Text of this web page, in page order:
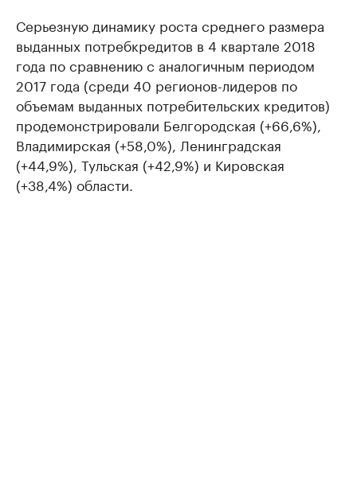
Серьезную динамику роста среднего размера
выданных потребкредитов в 4 квартале 2018
года по сравнению с аналогичным периодом
2017 года (среди 40 регионов-лидеров по
объемам выданных потребительских кредитов)
продемонстрировали Белгородская (+66,6%),
Владимирская (+58,0%), Ленинградская
(+44,9%), Тульская (+42,9%) и Кировская
(+38,4%) области.